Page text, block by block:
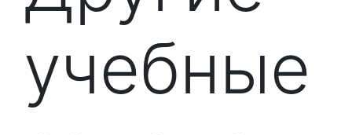
учебные